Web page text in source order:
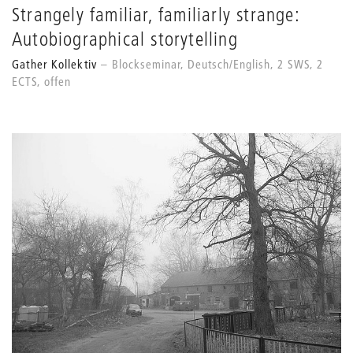
Strangely familiar, familiarly strange:
Autobiographical storytelling
Gather Kollektiv
Blockseminar, Deutsch/English, 2 SWS, 2
ECTS, offen